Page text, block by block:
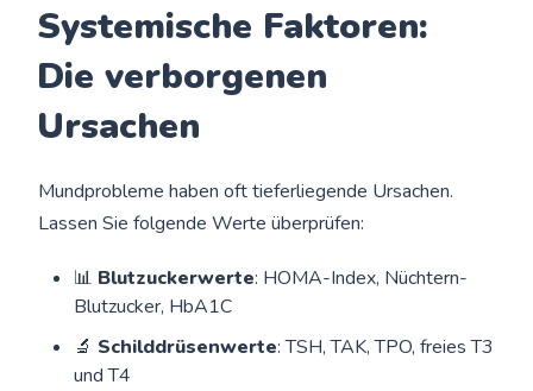
Systemische Faktoren:
Die verborgenen
Ursachen
Mundprobleme haben oft tieferliegende Ursachen.
Lassen Sie folgende Werte überprüfen:
📊 Blutzuckerwerte: HOMA-Index, Nüchtern-
Blutzucker, HbA1C
🔬 Schilddrüsenwerte: TSH, TAK, TPO, freies T3
und T4